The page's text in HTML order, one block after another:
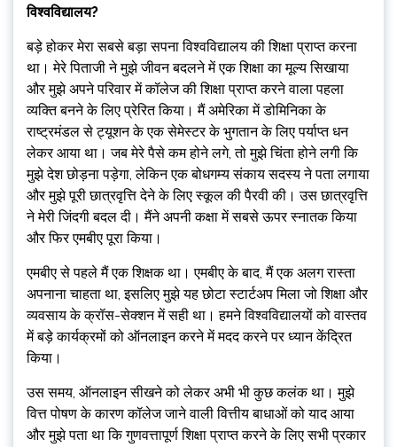
विश्वविद्यालय?
बड़े होकर मेरा सबसे बड़ा सपना विश्वविद्यालय की शिक्षा प्राप्त करना
था। मेरे पिताजी ने मुझे जीवन बदलने में एक शिक्षा का मूल्य सिखाया
और मुझे अपने परिवार में कॉलेज की शिक्षा प्राप्त करने वाला पहला
व्यक्ति बनने के लिए प्रेरित किया। मैं अमेरिका में डोमिनिका के
राष्ट्रमंडल से ट्यूशन के एक सेमेस्टर के भुगतान के लिए पर्याप्त धन
लेकर आया था। जब मेरे पैसे कम होने लगे, तो मुझे चिंता होने लगी कि
मुझे देश छोड़ना पड़ेगा, लेकिन एक बोधगम्य संकाय सदस्य ने पता लगाया
और मुझे पूरी छात्रवृत्ति देने के लिए स्कूल की पैरवी की। उस छात्रवृत्ति
ने मेरी जिंदगी बदल दी। मैंने अपनी कक्षा में सबसे ऊपर स्नातक किया
और फिर एमबीए पूरा किया।
एमबीए से पहले मैं एक शिक्षक था। एमबीए के बाद, मैं एक अलग रास्ता
अपनाना चाहता था, इसलिए मुझे यह छोटा स्टार्टअप मिला जो शिक्षा और
व्यवसाय के क्रॉस-सेक्शन में सही था। हमने विश्वविद्यालयों को वास्तव
में बड़े कार्यक्रमों को ऑनलाइन करने में मदद करने पर ध्यान केंद्रित
किया।
उस समय, ऑनलाइन सीखने को लेकर अभी भी कुछ कलंक था। मुझे
वित्त पोषण के कारण कॉलेज जाने वाली वित्तीय बाधाओं को याद आया
और मुझे पता था कि गुणवत्तापूर्ण शिक्षा प्राप्त करने के लिए सभी प्रकार